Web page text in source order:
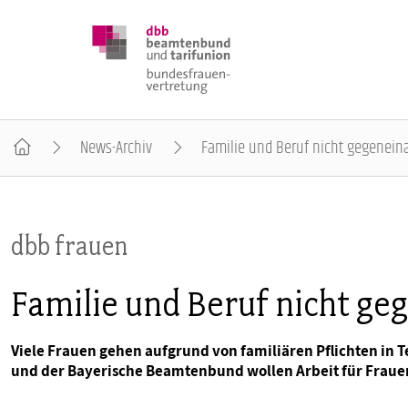
BUNDESTAGSWAHL 2025
POSITIONEN
SCHWERPUNKTTHEMEN
News-Archiv Familie und Beruf nicht
dbb frauen
Familie und Beruf nicht
Viele Frauen gehen aufgrund von familiären Pflichten in
und der Bayerische Beamtenbund wollen Arbeit für